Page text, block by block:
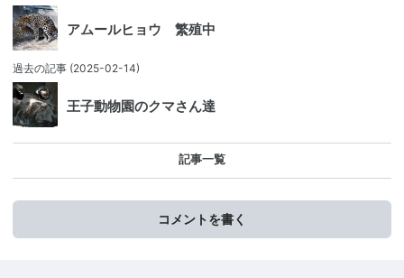
アムールヒョウ 繁殖中
過去の記事 (2025-02-14)
王子動物園のクマさん達
記事一覧
コメントを書く